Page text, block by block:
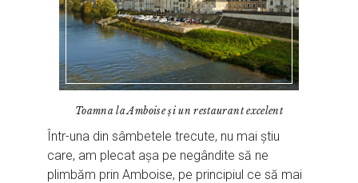
Toamna la Amboise și un restaurant excelent
Într-una din sâmbetele trecute, nu mai știu
care, am plecat așa pe negândite să ne
plimbăm prin Amboise, pe principiul ce să mai